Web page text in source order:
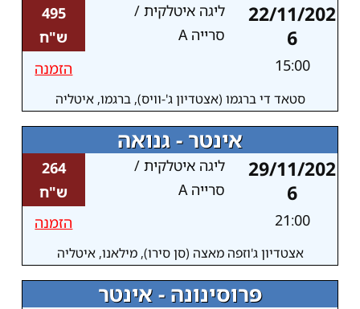
22/11/202
6
15:00
ליגה איטלקית /
סרייה A
495
ש"ח
הזמנה
סטאד די ברגמו (אצטדיון ג'-וויס), ברגמו, איטליה
אינטר - גנואה
29/11/202
6
21:00
ליגה איטלקית /
סרייה A
264
ש"ח
הזמנה
אצטדיון ג'וזפה מאצה (סן סירו), מילאנו, איטליה
פרוסינונה - אינטר